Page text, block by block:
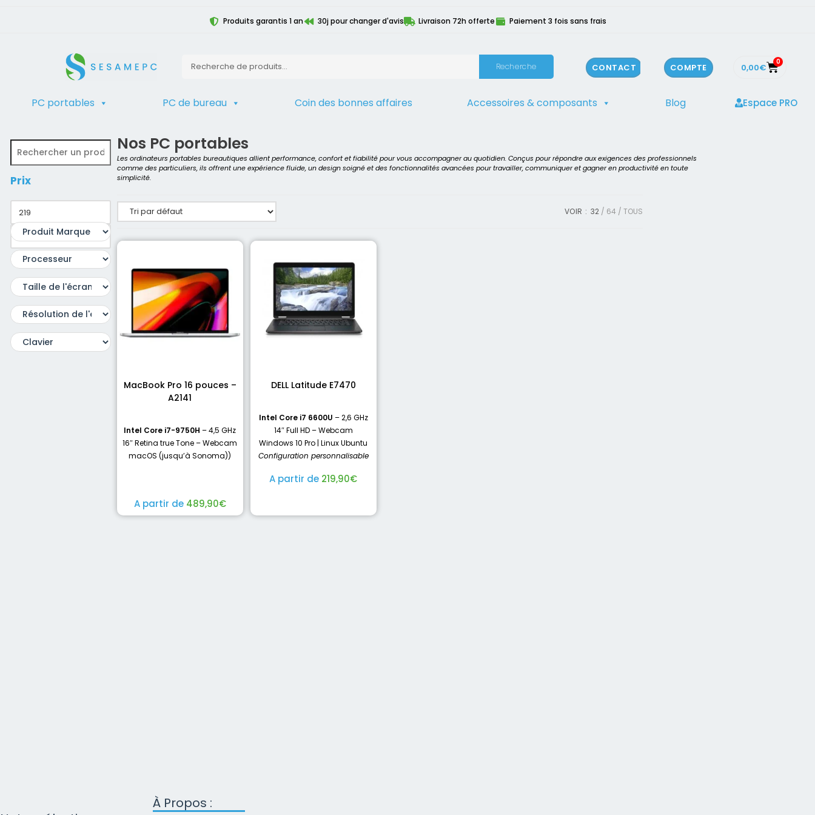
Produits garantis 1 an 30j pour changer d'avis Livraison 72h offerte Paiement 3 fois sans frais
Recherche CONTACT COMPTE 0,00€ 0
PC portables PC de bureau Coin des bonnes affaires Accessoires & composants Blog
Espace PRO
Prix
Nos PC portables
Les ordinateurs portables bureautiques allient performance, confort et fiabilité pour vous accompagner au quotidien. Conçus pour répondre aux exigences des professionnels
comme des particuliers, ils offrent une expérience fluide, un design soigné et des fonctionnalités avancées pour travailler, communiquer et gagner en productivité en toute
simplicité.
VOIR : 32 64 TOUS
MacBook Pro 16 pouces –
A2141
Intel Core i7-9750H – 4,5 GHz
16″ Retina true Tone – Webcam
macOS (jusqu’à Sonoma))
A partir de 489,90€
DELL Latitude E7470
Intel Core i7 6600U – 2,6 GHz
14″ Full HD – Webcam
Windows 10 Pro | Linux Ubuntu
Configuration personnalisable
A partir de 219,90€
À Propos :